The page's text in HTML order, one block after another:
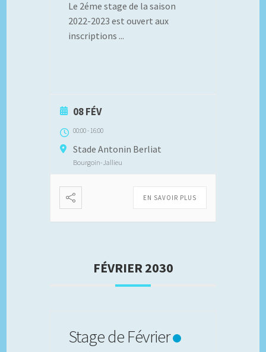
Le 2éme stage de la saison
2022-2023 est ouvert aux
inscriptions ...
08 FÉV
00:00-16:00
Stade Antonin Berliat
Bourgoin-Jallieu
EN SAVOIR PLUS
FÉVRIER 2030
Stage de Février